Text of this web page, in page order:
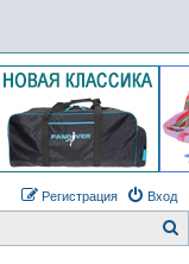
Вход
Регистрация